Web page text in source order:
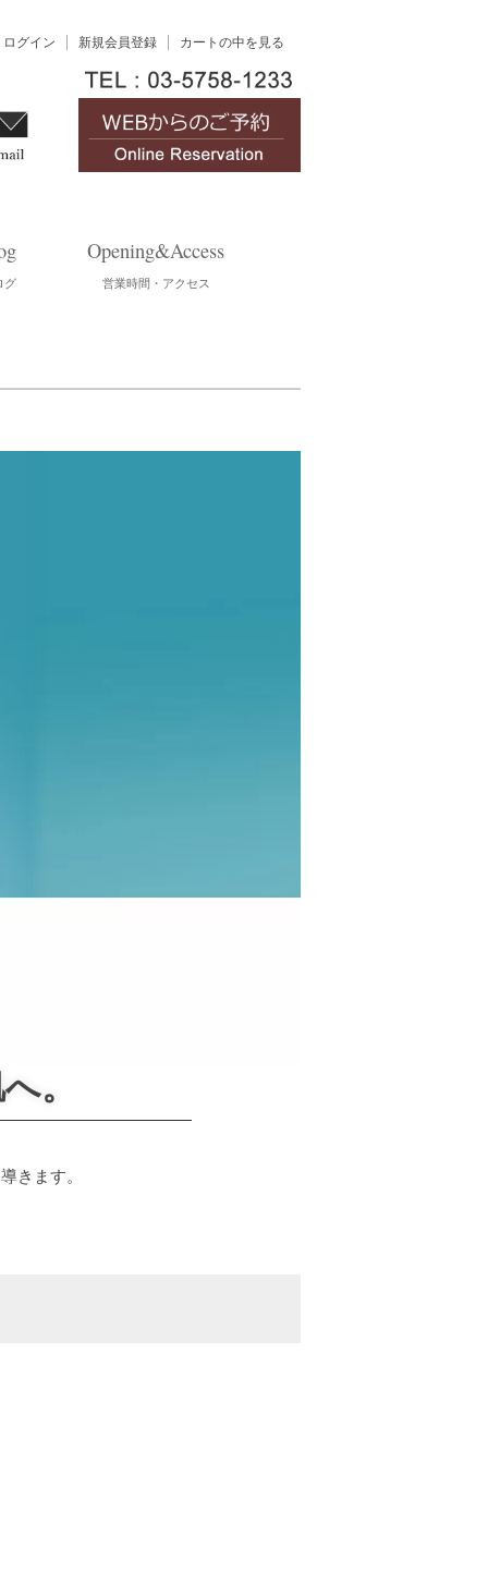
ログイン 新規会員登録 カートの中を見る
グ
Opening&Access
営業時間・アクセス
。
きます。